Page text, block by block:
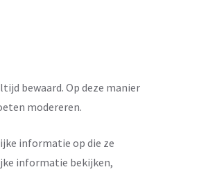
bewaard. Op deze manier
modereren.
informatie op die ze
informatie bekijken,